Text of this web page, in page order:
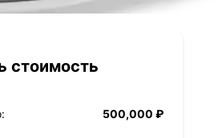
стоимость
500,000 ₽